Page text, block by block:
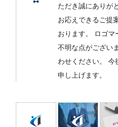
ただき誠にありが
お応えできるご提
おります。 ロゴ
不明な点がござい
わせください。 今
申し上げます。